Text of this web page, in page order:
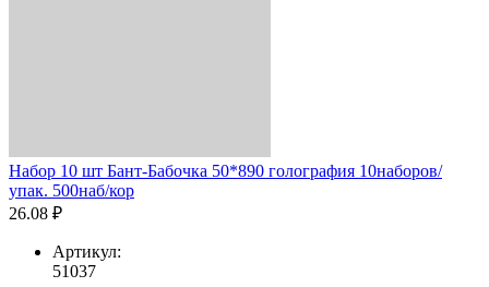
Набор 10 шт Бант-Бабочка 50*890 голография 10наборов/
упак. 500наб/кор
26.08 ₽
Артикул:
51037